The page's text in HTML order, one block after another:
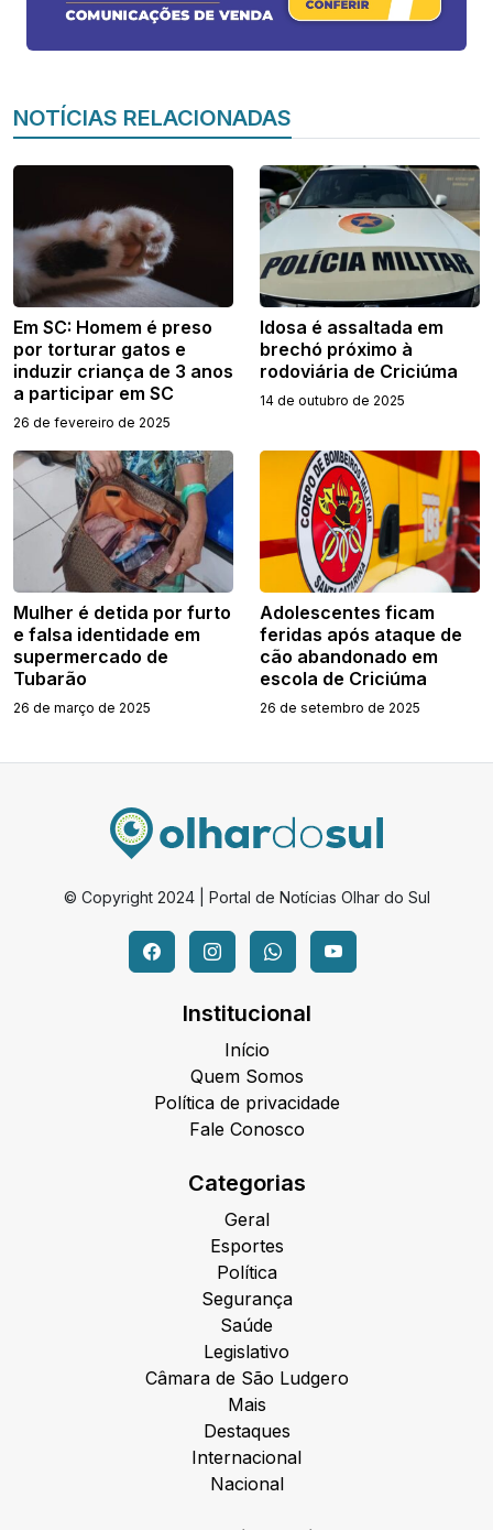
NOTÍCIAS RELACIONADAS
Em SC: Homem é preso
por torturar gatos e
induzir criança de 3 anos
a participar em SC
26 de fevereiro de 2025
Idosa é assaltada em
brechó próximo à
rodoviária de Criciúma
14 de outubro de 2025
Mulher é detida por furto
e falsa identidade em
supermercado de
Tubarão
26 de março de 2025
Adolescentes ficam
feridas após ataque de
cão abandonado em
escola de Criciúma
26 de setembro de 2025
© Copyright 2024 | Portal de Notícias Olhar do Sul
Institucional
Início
Quem Somos
Política de privacidade
Fale Conosco
Categorias
Geral
Esportes
Política
Segurança
Saúde
Legislativo
Câmara de São Ludgero
Mais
Destaques
Internacional
Nacional